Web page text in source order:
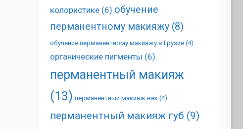
колористике(6) обучение
перманентному макияжу(8)
обучение перманентному макияжу в Грузии (4)
органические пигменты (6)
перманентный макияж
(13) перманентный макияж век(4)
перманентный макияж губ (9)